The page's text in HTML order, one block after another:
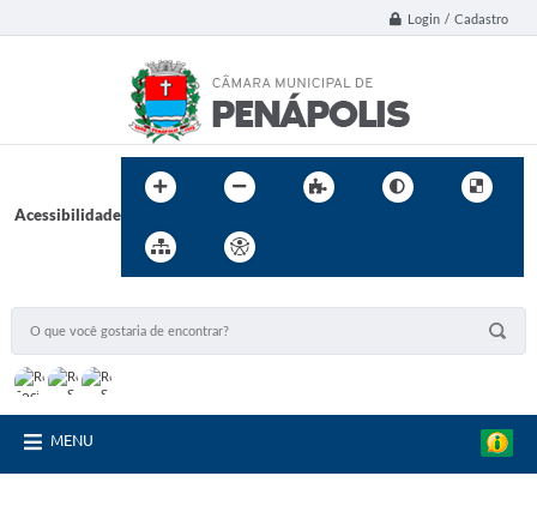
Login / Cadastro
Acessibilidade
MENU